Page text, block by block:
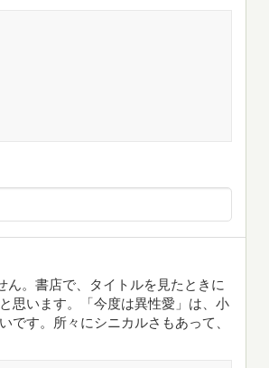
ん。書店で、タイトルを見たときに
思います。「今度は異性愛」は、小
です。所々にシニカルさもあって、